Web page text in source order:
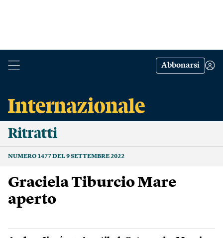
Abbonarsi
Ritratti
NUMERO 1477 DEL 9 SETTEMBRE 2022
Graciela Tiburcio Mare
aperto